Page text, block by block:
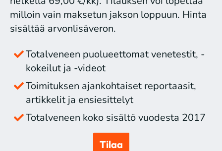
milloin vain maksetun jakson loppuun. Hinta
sisältää arvonlisäveron.
Totalveneen puolueettomat venetestit, -
kokeilut ja -videot
Toimituksen ajankohtaiset reportaasit,
artikkelit ja ensiesittelyt
Totalveneen koko sisältö vuodesta 2017
Tilaa